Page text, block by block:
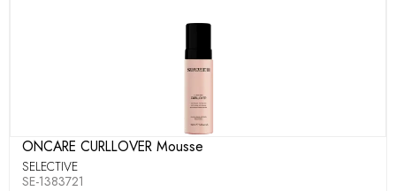
ONCARE CURLLOVER Mousse
SELECTIVE
SE-1383721